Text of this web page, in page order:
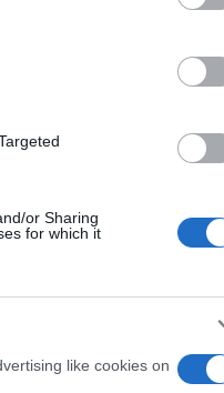
or Sharing
for which it
like cookies on